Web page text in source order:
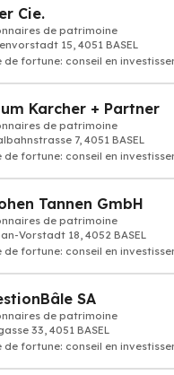
Cie.
de patrimoine
15, 4051 BASEL
de fortune: conseil en
Karcher + Partner
de patrimoine
7, 4051 BASEL
de fortune: conseil en
Tannen GmbH
de patrimoine
Vorstadt 18, 4052 BASEL
de fortune: conseil en
SA
de patrimoine
33, 4051 BASEL
de fortune: conseil en